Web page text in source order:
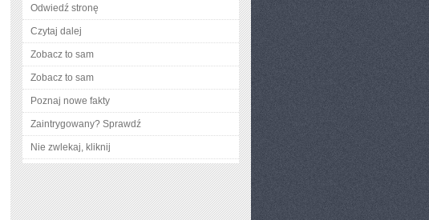
Odwiedź stronę
Czytaj dalej
Zobacz to sam
Zobacz to sam
Poznaj nowe fakty
Zaintrygowany? Sprawdź
Nie zwlekaj, kliknij